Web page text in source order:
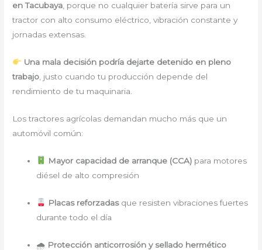
en Tacubaya , porque no cualquier batería sirve para un
tractor con alto consumo eléctrico, vibración constante y
jornadas extensas.
Una mala decisión podría dejarte detenido en pleno
trabajo , justo cuando tu producción depende del
rendimiento de tu maquinaria.
Los tractores agrícolas demandan mucho más que un
automóvil común:
Mayor capacidad de arranque (CCA)para motores
diésel de alto compresión
Placas reforzadasque resisten vibraciones fuertes
durante todo el día
🌧 Protección anticorrosión y sellado hermético